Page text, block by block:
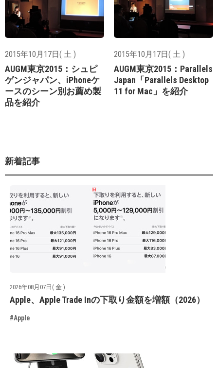
2015年10月17日( 土 )
AUGM東京2015：シュピ
ゲンジャパン、iPhoneケ
ースのシーン別お薦め製
品を紹介
2015年10月17日( 土 )
AUGM東京2015：Parallels
Japan「Parallels Desktop
11 for Mac」を紹介
新着記事
2026年08月07日( 金 )
Apple、Apple Trade Inの下取り金額を増額（2026）
#Apple